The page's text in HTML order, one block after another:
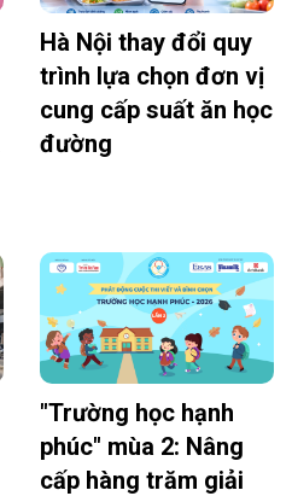
Hà Nội thay đổi quy
trình lựa chọn đơn vị
cung cấp suất ăn học
đường
"Trường học hạnh
phúc" mùa 2: Nâng
cấp hàng trăm giải